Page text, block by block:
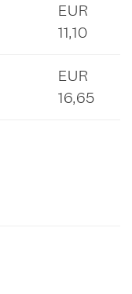
EUR
11,10
EUR
16,65